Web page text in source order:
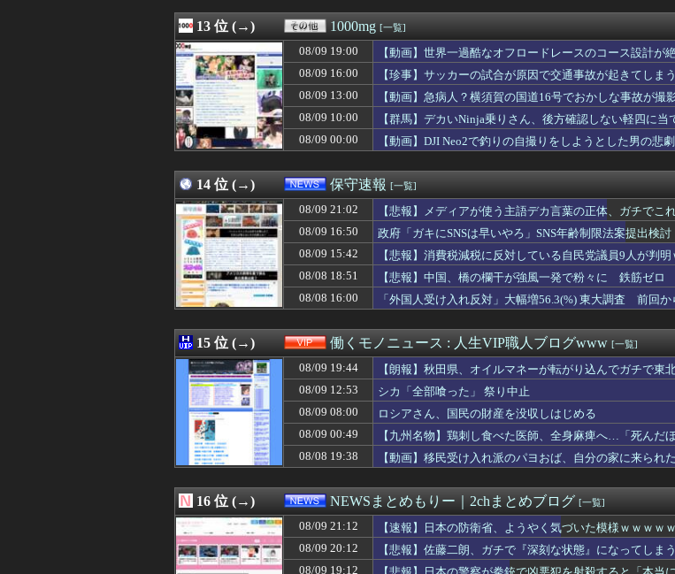
08/09 20:40
ラグビー日本代表の有望株が豪相手に見せたトライに世界が騒然！←「
08/09 20:39
私に残飯を食べさせたり毒を盛ったりする鬼母に「人間ってどんな味
08/09 20:39
会話が面倒くさい人いますか
08/09 20:39
西武に激震 渡部聖弥は眼窩底骨折で出場選手登録抹消へ…左ほお付近
08/09 20:39
【日向坂46】「あ～ね...」大野愛実＆松尾桜、藤嶌果歩1st写真集に耐
08/09 20:38
トヨタGR86ってカッケーよな？
08/09 20:38
【にじ甲2026】Losers2回戦第2試合：さんさんいえろー - 聖ファビュ...
08/09 20:37
【悲報】銀だこさん、88人しか買えない88円に都民が大行列ｗｗｗｗｗ
08/09 20:37
【ウマ娘】好きなエンディング
08/09 20:37
大谷翔平の決勝打でドジャースが勝利、連敗は『７』でストップ、山
08/09 20:35
【画像】実は甲子園アルプスで本気チアしてた坂道メンバーたち
08/09 20:35
【悲報】中国の「置き配」、イカレてて草ｗｗｗｗ
08/09 20:35
【動画】かもしれない運転、限界突破・・・・・
08/09 20:35
【唖然】ラーメン屋さん「席でおむつ交換はちょっと・・」 パパ「子
08/09 20:34
【画像】志田未来(33)のおっぱいwwwwwwww
08/09 20:33
日本サッカー協会が4人の日本人審判員を調査 韓国協会の性接待疑惑
08/09 20:33
【遊戯王】結局「堕天使」は強いの？
08/09 20:33
スタバで大量にいるMacBookいじってるやつって何やってんの？
08/09 20:32
【画像】風俗に行くと毎回こういう恵体メロンお姉さん(35)を指名して
08/09 20:32
【悲報】鈴木福さん、22歳を迎えた現在の恋愛事情を語るｗｗｗｗｗ
13 位 (→) 1000mg [一覧]
08/09 19:00
【動画】世界一過酷なオフロードレースのコース設計が
08/09 16:00
【珍事】サッカーの試合が原因で交通事故が起きてしまう
08/09 13:00
【動画】急病人？横須賀の国道16号でおかしな事故が撮
08/09 10:00
【群馬】デカいNinja乗りさん、後方確認しない軽四に当
08/09 00:00
【動画】DJI Neo2で釣りの自撮りをしようとした男の悲劇
14 位 (→) 保守速報 [一覧]
08/09 21:02
【悲報】メディアが使う主語デカ言葉の正体、ガチでこ
08/09 16:50
政府「ガキにSNSは早いやろ」SNS年齢制限法案提出検討
08/09 15:42
【悲報】消費税減税に反対している自民党議員9人が判明
08/08 18:51
【悲報】中国、橋の欄干が強風一発で粉々に 鉄筋ゼロ
08/08 16:00
「外国人受け入れ反対」大幅増56.3(%) 東大調査 前回
15 位 (→) 働くモノニュース : 人生VIP職人ブログwww [一覧]
08/09 19:44
【朗報】秋田県、オイルマネーが転がり込んでガチで東
08/09 12:53
シカ「全部喰った」 祭り中止
08/09 08:00
ロシアさん、国民の財産を没収しはじめる
08/09 00:49
【九州名物】鶏刺し食べた医師、全身麻痺へ…「死んだ
08/08 19:38
【動画】移民受け入れ派のパヨおば、自分の家に来られ
16 位 (→) NEWSまとめもりー｜2chまとめブログ [一覧]
08/09 21:12
【速報】日本の防衛省、ようやく気づいた模様ｗｗｗｗｗ
08/09 20:12
【悲報】佐藤二朗、ガチで『深刻な状態』になってしま
08/09 19:12